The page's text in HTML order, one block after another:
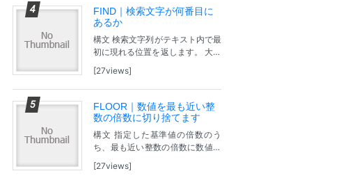
FIND｜検索文字が何番目に
あるか
構文 検索文字列がテキスト内で最
初に現れる位置を返します。 大文
索文字列, 検索対象のテキスト, [開
始位置]) 検索文字列：検索する文
字列。 検索対象のテキスト：...
27views
FLOOR｜数値を最も近い整
数の倍数に切り捨てます
構文 指定した基準値の倍数のう
ち、最も近い整数の倍数に数値を
値]) 値：基準値の最も近い整数の
27views